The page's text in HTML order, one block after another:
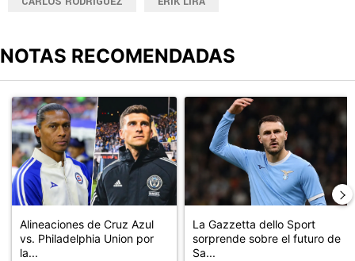
NOTAS RECOMENDADAS
Un artículo de tendencia con el título "Alineaciones de Cruz Azul
Alineaciones de Cruz Azul
vs. Philadelphia Union por
la...
Un artículo de tendencia con
La Gazzetta dello Sport
sorprende sobre el futuro de
Sa...